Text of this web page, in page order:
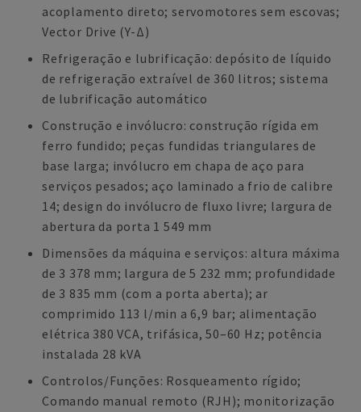
acoplamento direto; servomotores sem escovas;
Vector Drive (Y-Δ)
Refrigeração e lubrificação: depósito de líquido
de refrigeração extraível de 360 litros; sistema
de lubrificação automático
Construção e invólucro: construção rígida em
ferro fundido; peças fundidas triangulares de
base larga; invólucro em chapa de aço para
serviços pesados; aço laminado a frio de calibre
14; design do invólucro de fluxo livre; largura de
abertura da porta 1 549 mm
Dimensões da máquina e serviços: altura máxima
de 3 378 mm; largura de 5 232 mm; profundidade
de 3 835 mm (com a porta aberta); ar
comprimido 113 l/min a 6,9 bar; alimentação
elétrica 380 VCA, trifásica, 50–60 Hz; potência
instalada 28 kVA
Controlos/Funções: Rosqueamento rígido;
Comando manual remoto (RJH); monitorização